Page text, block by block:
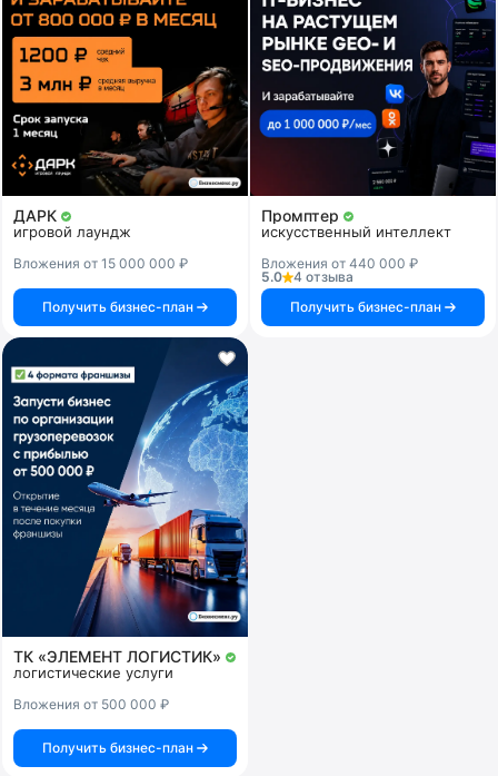
ДАРК
игровой лаундж
Вложения от 15 000 000 ₽
Получить бизнес-план
Промптер
искусственный интеллект
Вложения от 440 000 ₽
5.0
4 отзыва
Получить бизнес-план
ТК «ЭЛЕМЕНТ ЛОГИСТИК»
логистические услуги
Вложения от 500 000 ₽
Получить бизнес-план